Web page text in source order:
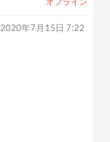
2020年7月15日 7:22